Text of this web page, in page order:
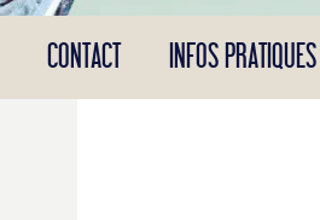
CONTACT INFOS PRATIQUES